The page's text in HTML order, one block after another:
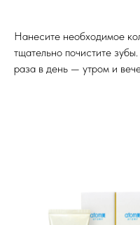
Нанесите необходимое
тщательно почистите
раза в день — утром и